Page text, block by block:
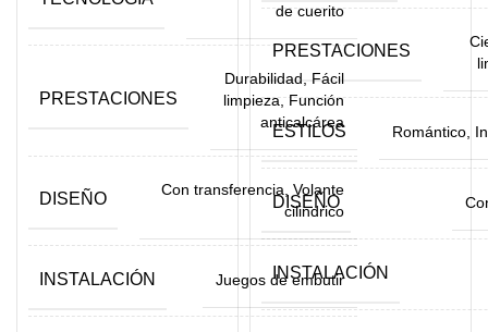
de cuerito
PRESTACIONES
Durabilidad, Fácil
limpieza, Función
anticalcárea
DISEÑO
Con transferencia, Volante
cilindrico
INSTALACIÓN Juegos de embutir
PRESTACIONES
ESTILOS Romántico,
DISEÑO
INSTALACIÓN